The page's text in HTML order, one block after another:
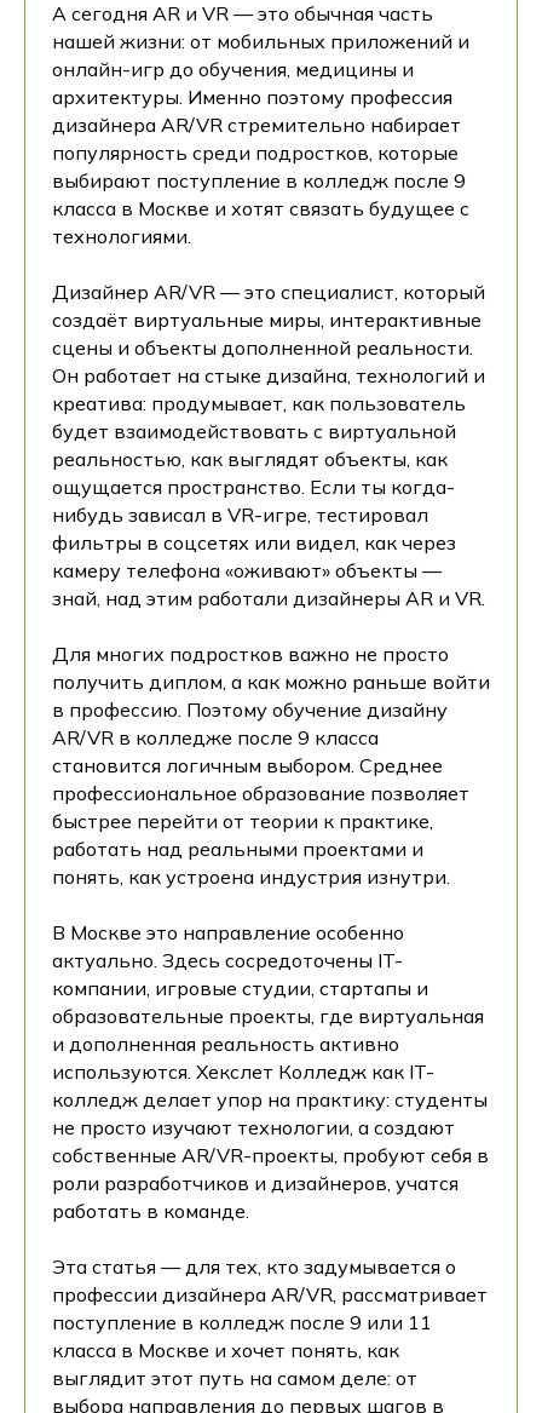
А сегодня AR и VR — это обычная часть
нашей жизни: от мобильных приложений и
онлайн-игр до обучения, медицины и
архитектуры. Именно поэтому профессия
дизайнера AR/VR стремительно набирает
популярность среди подростков, которые
выбирают поступление в колледж после 9
класса в Москве и хотят связать будущее с
технологиями.
Дизайнер AR/VR — это специалист, который
создаёт виртуальные миры, интерактивные
сцены и объекты дополненной реальности.
Он работает на стыке дизайна, технологий и
креатива: продумывает, как пользователь
будет взаимодействовать с виртуальной
реальностью, как выглядят объекты, как
ощущается пространство. Если ты когда-
нибудь зависал в VR-игре, тестировал
фильтры в соцсетях или видел, как через
камеру телефона «оживают» объекты —
знай, над этим работали дизайнеры AR и VR.
Для многих подростков важно не просто
получить диплом, а как можно раньше войти
в профессию. Поэтому обучение дизайну
AR/VR в колледже после 9 класса
становится логичным выбором. Среднее
профессиональное образование позволяет
быстрее перейти от теории к практике,
работать над реальными проектами и
понять, как устроена индустрия изнутри.
В Москве это направление особенно
актуально. Здесь сосредоточены IT-
компании, игровые студии, стартапы и
образовательные проекты, где виртуальная
и дополненная реальность активно
используются. Хекслет Колледж как IT-
колледж делает упор на практику: студенты
не просто изучают технологии, а создают
собственные AR/VR-проекты, пробуют себя в
роли разработчиков и дизайнеров, учатся
работать в команде.
Эта статья — для тех, кто задумывается о
профессии дизайнера AR/VR, рассматривает
поступление в колледж после 9 или 11
класса в Москве и хочет понять, как
выглядит этот путь на самом деле: от
выбора направления до первых шагов в